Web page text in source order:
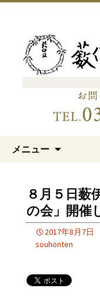
日本橋の
本店」
メニュー
８月５日薮
の会」開催
2017年8月7日
souhonten